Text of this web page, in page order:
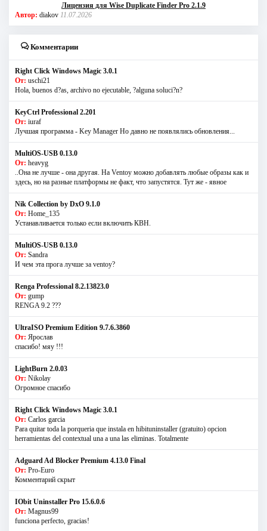
Лицензия для Wise Duplicate Finder Pro 2.1.9
Автор: diakov 11.07.2026
Комментарии
Right Click Windows Magic 3.0.1
От: uschi21
Hola, buenos d?as, archivo no ejecutable, ?alguna soluci?n?
KeyCtrl Professional 2.201
От: iuraf
Лучшая программа - Key Manager Но давно не появлялись обновления...
MultiOS-USB 0.13.0
От: heavyg
..Она не лучше - она другая. На Ventoy можно добавлять любые образы как и
здесь, но на разные платформы не факт, что запустятся. Тут же - явное
Nik Collection by DxO 9.1.0
От: Home_135
Устанавливается только если включить КВН.
MultiOS-USB 0.13.0
От: Sandra
И чем эта прога лучше за ventoy?
Renga Professional 8.2.13823.0
От: gump
RENGA 9.2 ???
UltraISO Premium Edition 9.7.6.3860
От: Ярослав
спасибо! мяу !!!
LightBurn 2.0.03
От: Nikolay
Огромное спасибо
Right Click Windows Magic 3.0.1
От: Carlos garcia
Para quitar toda la porqueria que instala en hibituninstaller (gratuito) opcion
herramientas del contextual una a una las eliminas. Totalmente
Adguard Ad Blocker Premium 4.13.0 Final
От: Pro-Euro
Комментарий скрыт
IObit Uninstaller Pro 15.6.0.6
От: Magnus99
funciona perfecto, gracias!